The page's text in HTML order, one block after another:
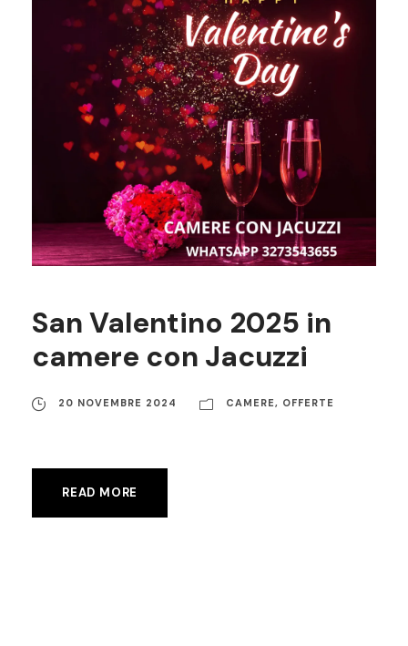
San Valentino 2025 in
camere con Jacuzzi
20 NOVEMBRE 2024 CAMERE, OFFERTE
READ MORE